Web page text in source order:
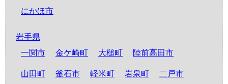
にかほ市
岩手県
一関市
金ケ崎町 大槌町 陸前高田市
山田町 釜石市 軽米町 岩泉町 二戸市